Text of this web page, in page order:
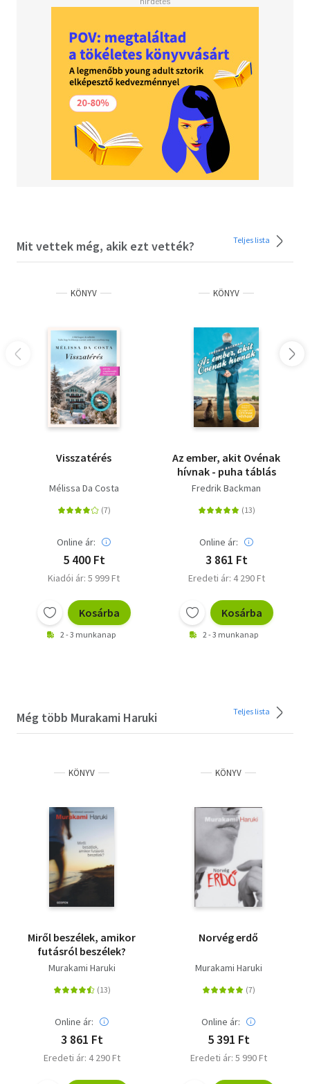
legnagyobb hatással. Szeretnénk kiemelni,
ünnepelni, akikről mindig nagyon kevés szó
esik, pedig nélkülük nem lehetne ennyi
népszerű idegen nyelvű mű. Listánkra
mindössze ötven cím kerülhet fel, szigorúnak
kellett tehát lennünk, ezért sok személyes
kedvencünknek búcsút kellett mondanunk, de
szerencsére így is rendkívül változatos
világirodalmi top50 alakult ki. A felsorolás
nem tükröz sorrendet, nem rangsorol, a
Mit vettek még, akik ezt vették? Teljes lista
KÖNYV
Visszatérés
Mélissa Da Costa
Online ár:
5 400 Ft
Kiadói ár: 5 999 Ft
Kosárba
2 - 3 munkanap
KÖNYV
Az ember, akit Ovénak
hívnak - puha táblás
Fredrik Backman
Online ár:
3 861 Ft
Eredeti ár: 4 290 Ft
Kosárba
2 - 3 munkanap
Még több Murakami Haruki Teljes lista
KÖNYV
Miről beszélek, amikor
futásról beszélek?
Murakami Haruki
Online ár:
3 861 Ft
Eredeti ár: 4 290 Ft
KÖNYV
Norvég erdő
Murakami Haruki
Online ár:
5 391 Ft
Eredeti ár: 5 990 Ft